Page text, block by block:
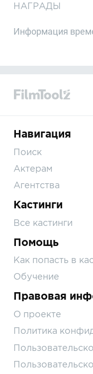
НАГРАДЫ
Информация
Навигация
Поиск
Актерам
Агентства
Кастинги
Все кастинги
Помощь
Как попасть в
Обучение
Правовая
О проекте
Политика